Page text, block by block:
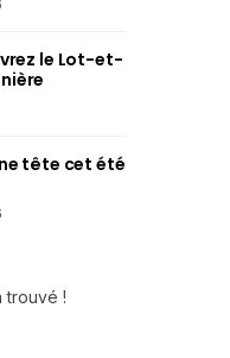
le Lot-et-
tête cet été
trouvé !